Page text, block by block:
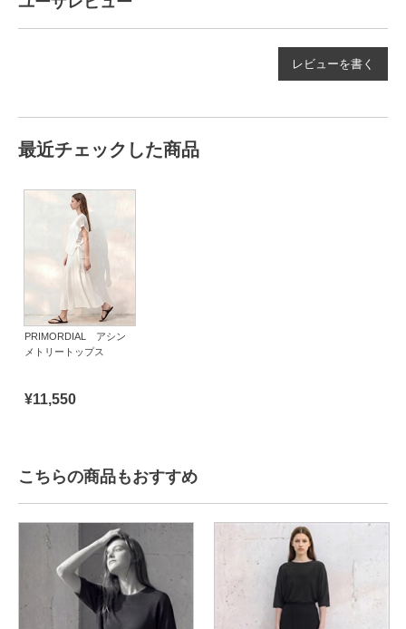
レビューを書く
最近チェックした商品
PRIMORDIAL アシン
メトリートップス
¥11,550
こちらの商品もおすすめ